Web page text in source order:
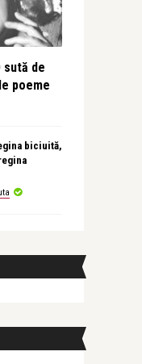
sută de
poeme
biciuită,